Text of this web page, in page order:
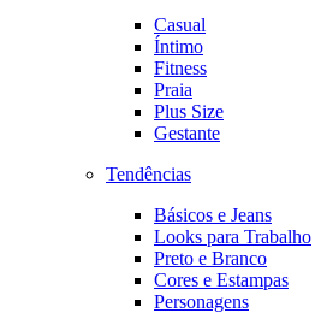
Casual
Íntimo
Fitness
Praia
Plus Size
Gestante
Tendências
Básicos e Jeans
Looks para Trabalho
Preto e Branco
Cores e Estampas
Personagens